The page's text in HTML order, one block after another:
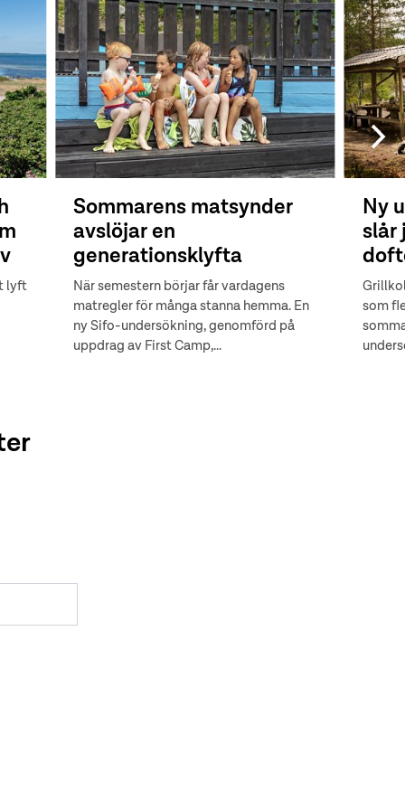
lyft
Sommarens matsynder
avslöjar en
generationsklyfta
När semestern börjar får vardagens
matregler för många stanna hemma. En
ny Sifo-undersökning, genomförd på
uppdrag av First Camp,...
Ny
slår
som